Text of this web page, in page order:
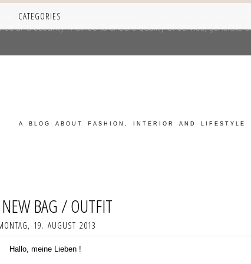
CATEGORIES
A BLOG ABOUT FASHION, INTERIOR AND LIFESTYLE
BAG / OUTFIT
19. AUGUST 2013
Hallo, meine Lieben !
its services and to analyze traffic. Your IP address and
and security metrics to ensure quality of service, generate